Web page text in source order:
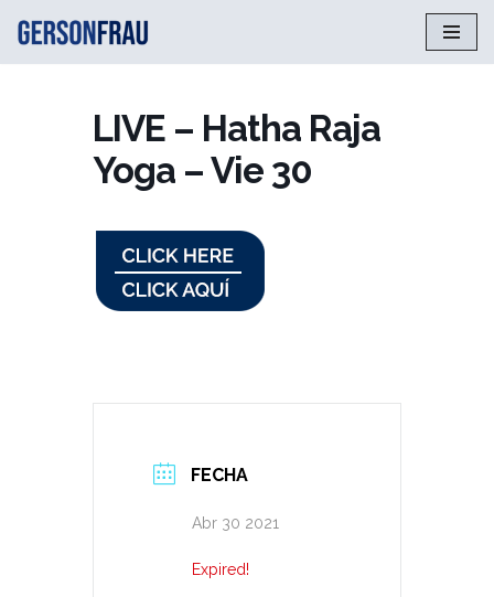
Saltar
contenidoLIVE – Hatha Raja
Yoga – Vie 30
FECHA
Abr 30 2021
Expired!